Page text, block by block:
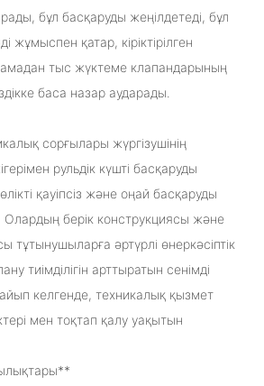
бұл басқаруды жеңілдетеді, бұл
жұмыспен қатар, кіріктірілген
тыс жүктеме клапандарының
баса назар аударады.
сорғылары жүргізушінің
рульдік күшті басқаруды
қауіпсіз және оңай басқаруды
Олардың берік конструкциясы және
тұтынушыларға әртүрлі өнеркәсіптік
тиімділігін арттыратын сенімді
келгенде, техникалық қызмет
мен тоқтап қалу уақытын